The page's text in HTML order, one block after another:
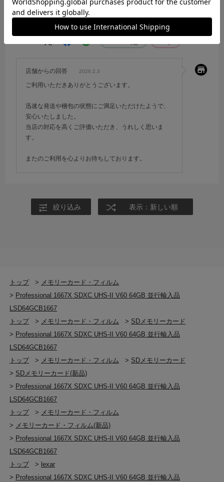
すぐに発送され
しっかり梱包されていました
店舗からの回答 2026.2.3
ご利用いただきありがとうございます。
迅速な発送や梱包の状態にご満足いただけたようで、
安心いたしました。
当店の対応を高くご評価いただき、うれしく思いま
す。
またのご利用を心よりお待ちしております。
絞り込み 表示：新しい順
トップ > メモリーカード・フィルム
> Professional 1667X SDXC UHS-II V60 64GB 並行輸入品
LSD64GCB1667
トップ
> メモリーカード・フィルム > SDメモリーカード
> Professional 1667X SDXC UHS-II V60 64GB 並行輸入品
LSD64GCB1667
トップ
> メモリーカード・フィルム > SDメモリーカード
> SDメモリーカード(新品)
> Professional 1667X SDXC UHS-II V60 64GB 並行輸入品
LSD64GCB1667
トップ
> メモリーカード・フィルム
> メモリーカード・フィルム(新品)
> Professional 1667X SDXC UHS-II V60 64GB 並行輸入品
LSD64GCB1667
トップ
> lexar
> Professional 1667X SDXC UHS-II V60 64GB 並行輸入品